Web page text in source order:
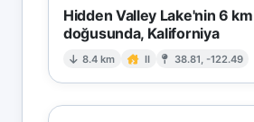
Hidden Valley Lake'nin 6 km
doğusunda, Kaliforniya
8.4 km II 38.81, -122.49